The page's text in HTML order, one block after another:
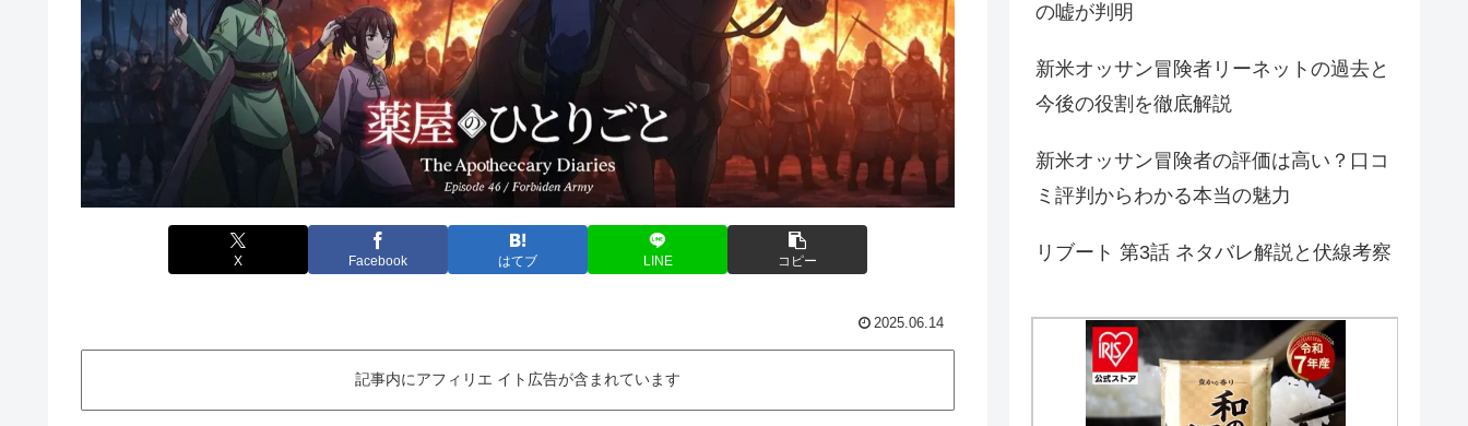
X Facebook はてブ LINE コピー
2025.06.14
記事内にアフィリエ イト広告が含まれています
の嘘が判明
新米オッサン冒険者リーネットの過去と
今後の役割を徹底解説
新米オッサン冒険者の評価は高い？口コ
ミ評判からわかる本当の魅力
リブート 第3話 ネタバレ解説と伏線考察